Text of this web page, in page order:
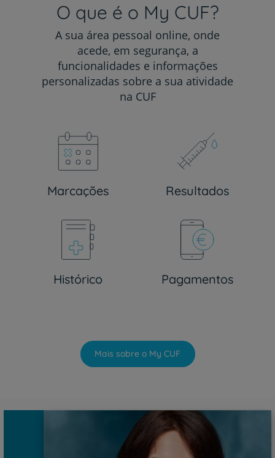
O que é o My CUF?
A sua área pessoal online, onde
acede, em segurança, a
funcionalidades e informações
personalizadas sobre a sua atividade
na CUF
Marcações Resultados
Histórico Pagamentos
Mais sobre o My CUF